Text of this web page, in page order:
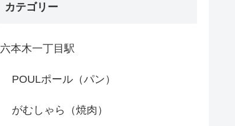
カテゴリー
六本木一丁目駅
POULポール（パン）
がむしゃら（焼肉）